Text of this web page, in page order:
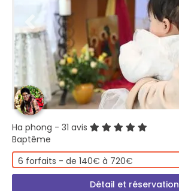
Ha phong - 31 avis
Baptême
6 forfaits - de 140€ à 720€
Détail et réservation